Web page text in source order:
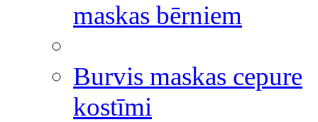
maskas bērniem
Burvis maskas cepure
kostīmi